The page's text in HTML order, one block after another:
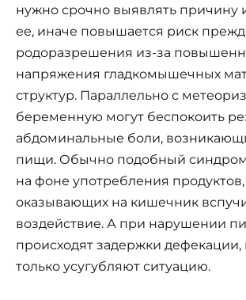
нужно срочно выявлять причину
ее, иначе повышается риск
родоразрешения из-за
напряжения гладкомышечных
структур. Параллельно с
беременную могут беспокоить
абдоминальные боли,
пищи. Обычно подобный синдром
на фоне употребления продуктов,
оказывающих на кишечник
воздействие. А при нарушении
происходят задержки дефекации,
только усугубляют ситуацию.